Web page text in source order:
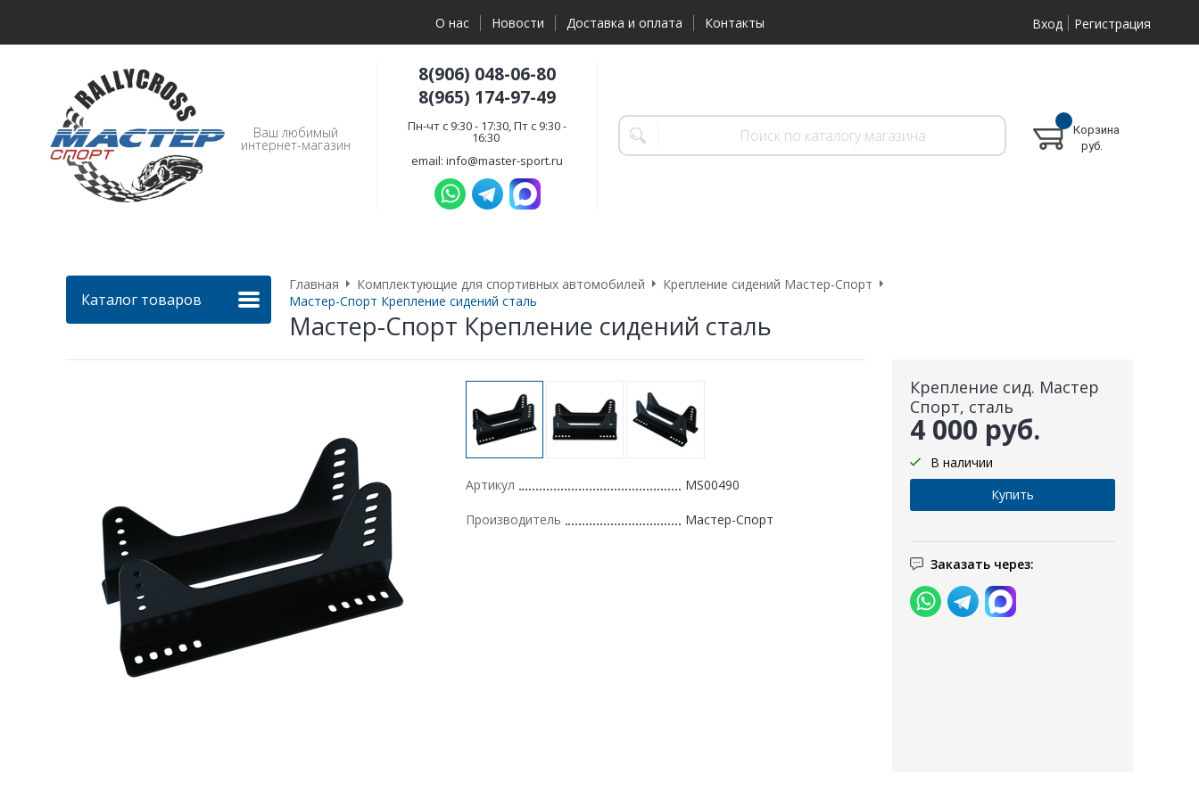
О нас Новости Доставка и оплата Контакты Вход Регистрация
Ваш любимый
интернет-магазин
8(906) 048-06-80
8(965) 174-97-49
Пн-чт с 9:30 - 17:30, Пт с 9:30 -
16:30
email: info@master-sport.ru
Корзина
руб.
Каталог товаров
Главная Комплектующие для спортивных автомобилей
Крепление сидений Мастер-Спорт
Мастер-Спорт Крепление сидений сталь
Мастер-Спорт Крепление сидений сталь
Крепление сид. Мастер
Спорт, сталь
4 000 руб.
В наличии
Заказать через:
Артикул MS00490
Производитель Мастер-Спорт